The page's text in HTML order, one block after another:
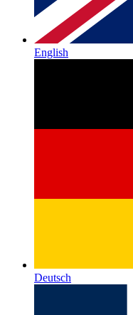
English
Deutsch